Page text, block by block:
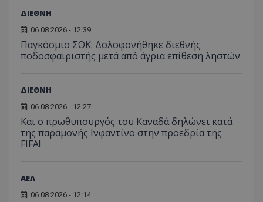
ΔΙΕΘΝΗ
06.08.2026 - 12:39
Παγκόσμιο ΣΟΚ: Δολοφονήθηκε διεθνής
ποδοσφαιριστής μετά από άγρια επίθεση ληστών
ΔΙΕΘΝΗ
06.08.2026 - 12:27
Και ο πρωθυπουργός του Καναδά δηλώνει κατά
της παραμονής Ινφαντίνο στην προεδρία της
FIFA!
ΑΕΛ
06.08.2026 - 12:14